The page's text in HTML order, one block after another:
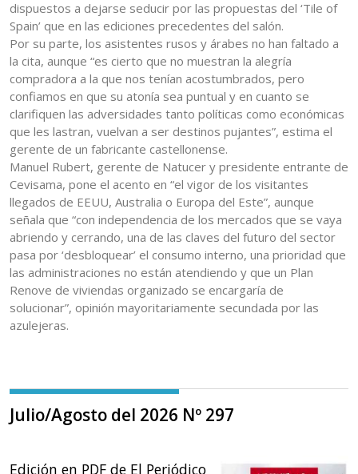
dispuestos a dejarse seducir por las propuestas del ‘Tile of
Spain’ que en las ediciones precedentes del salón.
Por su parte, los asistentes rusos y árabes no han faltado a
la cita, aunque “es cierto que no muestran la alegría
compradora a la que nos tenían acostumbrados, pero
confiamos en que su atonía sea puntual y en cuanto se
clarifiquen las adversidades tanto políticas como económicas
que les lastran, vuelvan a ser destinos pujantes”, estima el
gerente de un fabricante castellonense.
Manuel Rubert, gerente de Natucer y presidente entrante de
Cevisama, pone el acento en “el vigor de los visitantes
llegados de EEUU, Australia o Europa del Este”, aunque
señala que “con independencia de los mercados que se vaya
abriendo y cerrando, una de las claves del futuro del sector
pasa por ‘desbloquear’ el consumo interno, una prioridad que
las administraciones no están atendiendo y que un Plan
Renove de viviendas organizado se encargaría de
solucionar”, opinión mayoritariamente secundada por las
azulejeras.
Julio/Agosto del 2026 Nº 297
Edición en PDF de El Periódico